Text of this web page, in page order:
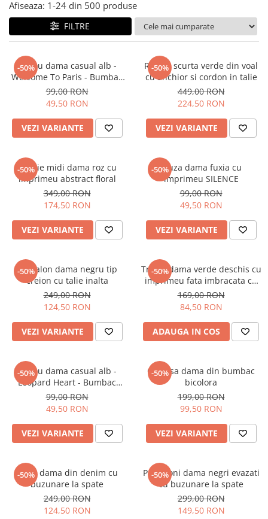
Tricouri si topuri
Rochii de eveniment
Afiseaza: 1-24 din 500 produse
FILTRE
-50%
Tricou dama casual alb -
Welcome To Paris - Bumbac
Organic
99,00 RON
49,50 RON
VEZI VARIANTE
-50%
Rochie scurta verde din voal
cu anchior si cordon in talie
449,00 RON
224,50 RON
VEZI VARIANTE
-50%
Rochie midi dama roz cu
imprimeu abstract floral
349,00 RON
174,50 RON
VEZI VARIANTE
-50%Bluza dama fuxia cu
imprimeu SILENCE
99,00 RON
49,50 RON
VEZI VARIANTE
-50%
Pantalon dama negru tip
creion cu talie inalta
249,00 RON
124,50 RON
VEZI VARIANTE
-50%
Tricou dama verde deschis cu
imprimeu fata imbracata cu
alb si inghetata in mana
169,00 RON
84,50 RON
ADAUGA IN COS
-50%
Tricou dama casual alb -
Leopard Heart - Bumbac
Organic
99,00 RON
49,50 RON
VEZI VARIANTE
-50%
Camasa dama din bumbac
bicolora
199,00 RON
99,50 RON
VEZI VARIANTE
-50%
Blugi dama din denim cu
buzunare la spate
249,00 RON
124,50 RON
-50%
Pantaloni dama negri evazati
cu buzunare la spate
299,00 RON
149,50 RON